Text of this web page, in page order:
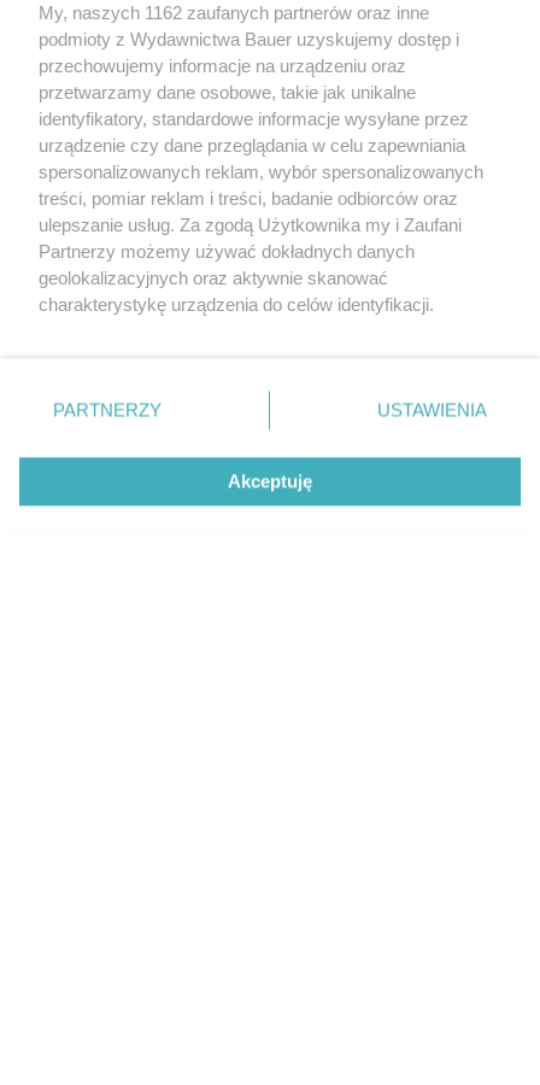
CZYTAJ TAKŻE
My, naszych 1162 zaufanych partnerów oraz inne
podmioty z Wydawnictwa Bauer uzyskujemy dostęp i
przechowujemy informacje na urządzeniu oraz
przetwarzamy dane osobowe, takie jak unikalne
identyfikatory, standardowe informacje wysyłane przez
urządzenie czy dane przeglądania w celu zapewniania
spersonalizowanych reklam, wybór spersonalizowanych
treści, pomiar reklam i treści, badanie odbiorców oraz
ulepszanie usług. Za zgodą Użytkownika my i Zaufani
Partnerzy możemy używać dokładnych danych
geolokalizacyjnych oraz aktywnie skanować
charakterystykę urządzenia do celów identyfikacji.
zmienić/wycofać klikając przycisk ustawień prywatności
znajdujący się w lewym dolnym rogu strony
rodzaje przetwarzania danych nie wymagają zgody
użytkownika, ale masz prawo sprzeciwić się takiemu
PARTNERZY USTAWIENIA
Akceptuję